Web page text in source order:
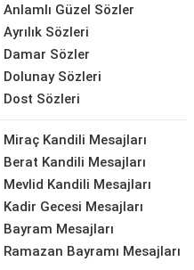
Anlamlı Güzel Sözler
Ayrılık Sözleri
Damar Sözler
Dolunay Sözleri
Dost Sözleri
Miraç Kandili Mesajları
Berat Kandili Mesajları
Mevlid Kandili Mesajları
Kadir Gecesi Mesajları
Bayram Mesajları
Ramazan Bayramı Mesajları